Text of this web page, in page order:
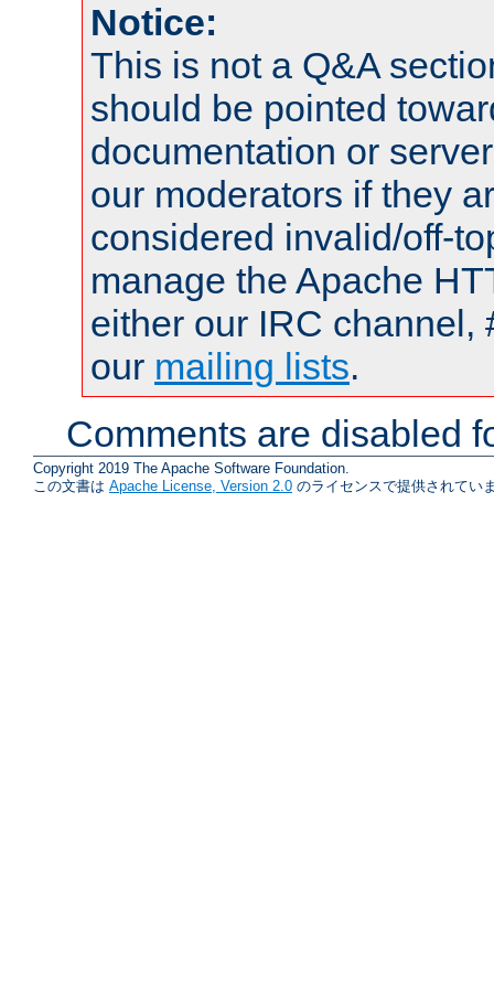
Notice:
This is not a Q&A
should be pointed
documentation or
our moderators if they
considered invalid/off-
manage the Apache
either our IRC channel,
our mailing lists.
Comments are disabled
Copyright 2019 The Apache Software Foundation.
この文書は Apache License, Version 2.0 のライセンスで提供されてい